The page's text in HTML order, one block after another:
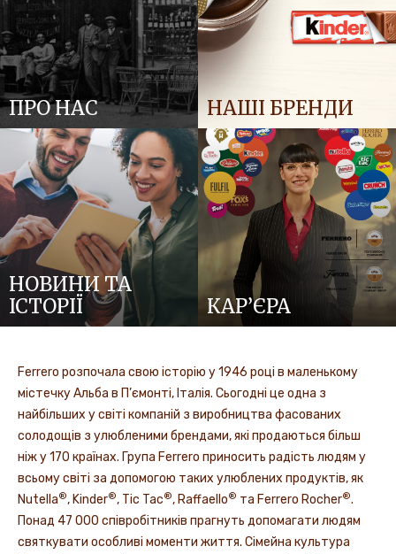
ПРО НАС НАШІ БРЕНДИ
НОВИНИ ТА
ІСТОРІЇ
КАР’ЄРА
Ferrero розпочала свою історію у 1946 році в маленькому
містечку Альба в П’ємонті, Італія. Сьогодні це одна з
найбільших у світі компаній з виробництва фасованих
солодощів з улюбленими брендами, які продаються більш
ніж у 170 країнах. Група Ferrero приносить радість людям у
всьому світі за допомогою таких улюблених продуктів, як
Nutella®, Kinder®, Tic Tac®, Raffaello® та Ferrero Rocher®.
Понад 47 000 співробітників прагнуть допомагати людям
святкувати особливі моменти життя. Сімейна культура